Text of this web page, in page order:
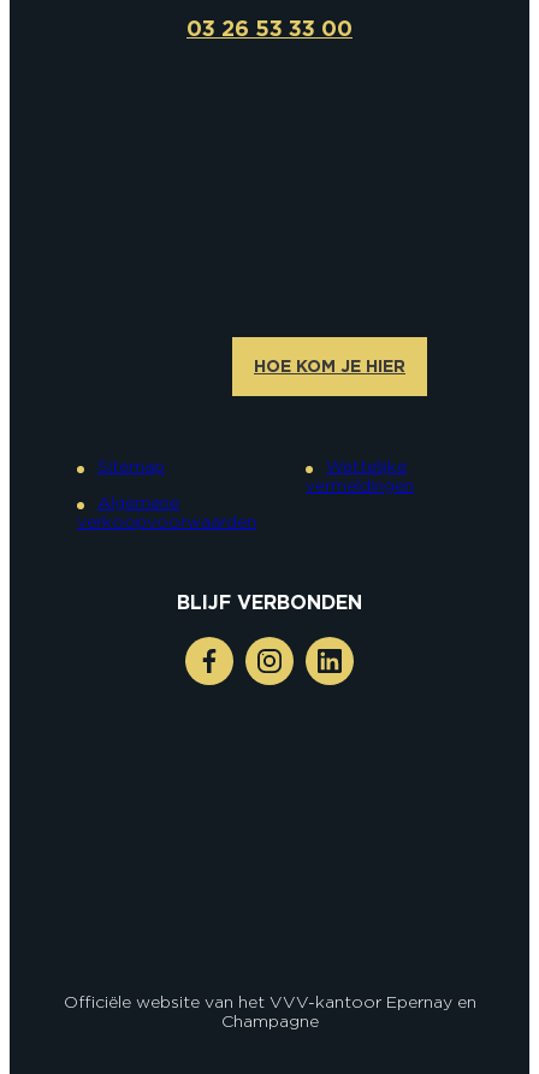
03 26 53 33 00
HOE KOM JE HIER
Sitemap
Algemene
verkoopvoorwaarden
Wettelijke
vermeldingen
BLIJF VERBONDEN
Officiële website van het VVV-kantoor Epernay en
Champagne